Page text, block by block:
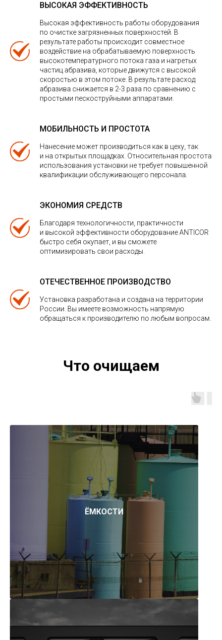
ВЫСОКАЯ ЭФФЕКТИВНОСТЬ
Высокая эффективность работы оборудования
по очистке загрязненных поверхностей. В
результате работы происходит совместное
воздействие на обрабатываемую поверхность
высокотемпературного потока газа и нагретых
частиц абразива, которые движутся с высокой
скоростью в этом потоке. В результате расход
абразива снижается в 2-3 раза по сравнению с
простыми пескоструйными аппаратами.
МОБИЛЬНОСТЬ И ПРОСТОТА
Нанесение может производиться как в цеху, так
и на открытых площадках. Относительная простота
использования установки не требует повышенной
квалификации обслуживающего персонала.
ЭКОНОМИЯ СРЕДСТВ
Благодаря технологичности, практичности
и высокой эффективности оборудование ANTICOR
быстро себя окупает, и вы сможете
оптимизировать свои расходы.
ОТЕЧЕСТВЕННОЕ ПРОИЗВОДСТВО
Установка разработана и создана на территории
России. Вы имеете возможность напрямую
обращаться к производителю по любым вопросам.
Что очищаем
ЁМКОСТИ